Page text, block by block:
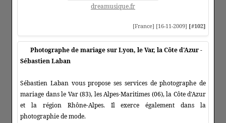
dreamusique.fr
[France] [16-11-2009] [#102]
Photographe de mariage sur Lyon, le Var, la Côte d'Azur -
Sébastien Laban
Sébastien Laban vous propose ses services de photographe de
mariage dans le Var (83), les Alpes-Maritimes (06), la Côte d'Azur
et la région Rhône-Alpes. Il exerce également dans la
photographie de mode.